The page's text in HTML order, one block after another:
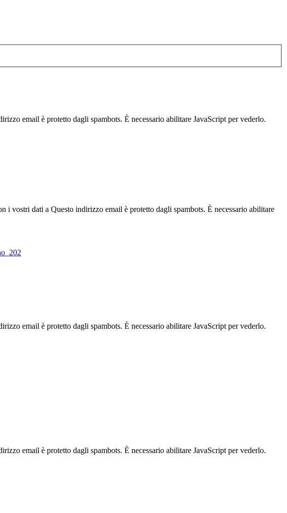
email è protetto dagli spambots. È necessario abilitare JavaScript per vederlo.
i vostri dati a Questo indirizzo email è protetto dagli spambots. È necessario abilitare
email è protetto dagli spambots. È necessario abilitare JavaScript per vederlo.
email è protetto dagli spambots. È necessario abilitare JavaScript per vederlo.